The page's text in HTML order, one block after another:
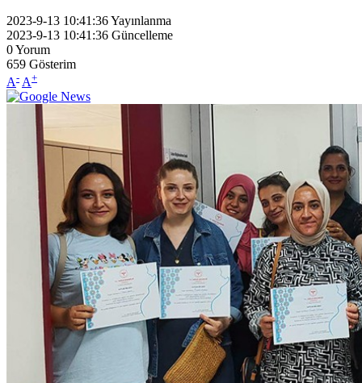
2023-9-13 10:41:36Yayınlanma
2023-9-13 10:41:36 Güncelleme
0Yorum
659 Gösterim
A- A+